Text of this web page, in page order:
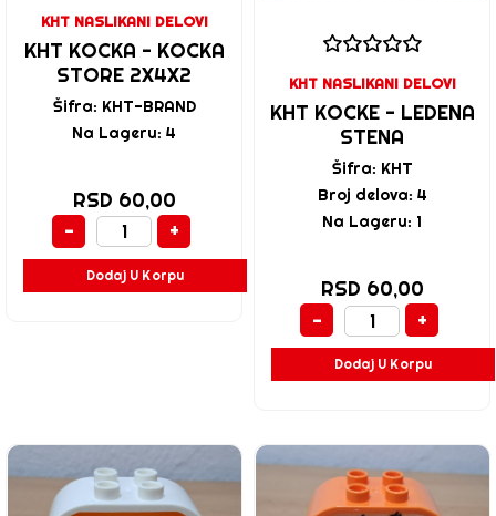
KHT NASLIKANI DELOVI
KHT KOCKA - KOCKA
STORE 2X4X2
Šifra: KHT-BRAND
Na Lageru: 4
RSD 60,00
-
+
Dodaj U Korpu
KHT NASLIKANI DELOVI
KHT KOCKE - LEDENA
STENA
Šifra: KHT
Broj delova: 4
Na Lageru: 1
RSD 60,00
-
+
Dodaj U Korpu